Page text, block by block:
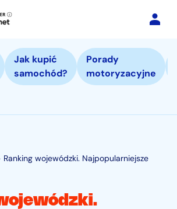
Jak kupić
samochód?
Porady
motoryzacyjne
Ranking wojewódzki. Najpopularniejsze